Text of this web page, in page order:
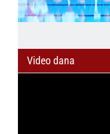
Video dana